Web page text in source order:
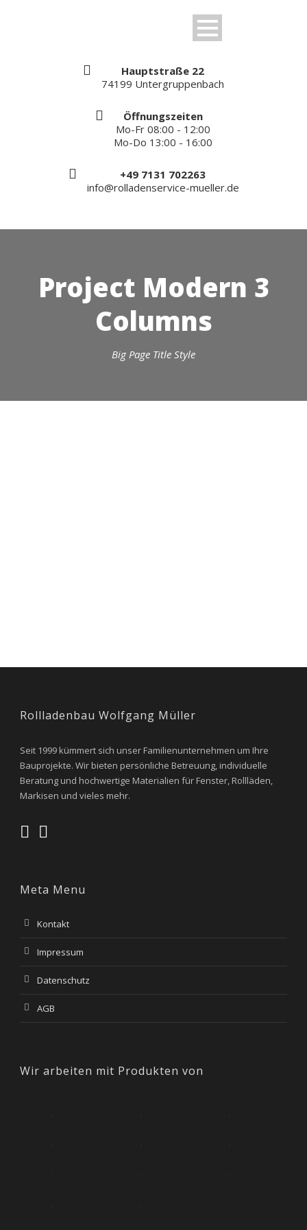
Hauptstraße 22
74199 Untergruppenbach
Öffnungszeiten
Mo-Fr 08:00 - 12:00
Mo-Do 13:00 - 16:00
+49 7131 702263
info@rolladenservice-mueller.de
Project Modern 3
Columns
Big Page Title Style
Rollladenbau Wolfgang Müller
Seit 1999 kümmert sich unser Familienunternehmen um Ihre
Bauprojekte. Wir bieten persönliche Betreuung, individuelle
Beratung und hochwertige Materialien für Fenster, Rollläden,
Markisen und vieles mehr.
Meta Menu
Kontakt
Impressum
Datenschutz
AGB
Wir arbeiten mit Produkten von